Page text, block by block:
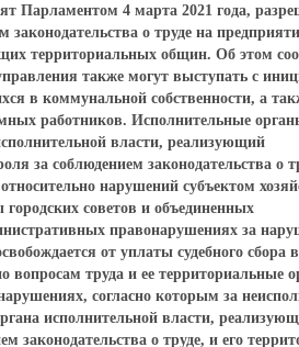
Парламентом 4 марта 2021 года,
о труде на
территориальных общин. Об этом
также могут выступать с
в коммунальной собственности, а
работников. Исполнительные
власти, реализующий
за соблюдением законодательства о
нарушений субъектом
советов и объединенных
правонарушениях за
от уплаты судебного сбора
вопросам труда и ее территориальные
согласно которым за
исполнительной власти,
законодательства о труде, и его